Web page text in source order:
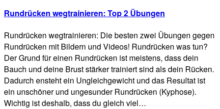
Rundrücken wegtrainieren: Top 2 Übungen
Rundrücken wegtrainieren: Die besten zwei Übungen gegen
Rundrücken mit Bildern und Videos! Rundrücken was tun?
Der Grund für einen Rundrücken ist meistens, dass dein
Bauch und deine Brust stärker trainiert sind als dein Rücken.
Dadurch ensteht ein Ungleichgewicht und das Resultat ist
ein unschöner und ungesunder Rundrücken (Kyphose).
Wichtig ist deshalb, dass du gleich viel…